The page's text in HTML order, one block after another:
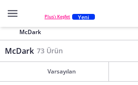
Plus'ı Keşfet Yeni
McDark
McDark 73 Ürün
Varsayılan